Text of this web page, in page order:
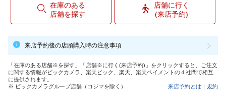
在庫のある
店舗を探す
店舗に行く
(来店予約)
来店予約後の店頭購入時の注意事項
「在庫のある店舗※を探す」「店舗※に行く(来店予約)」をクリックすると、ご注文
に関する情報がビックカメラ、楽天ビック、楽天、楽天ペイメントの４社間で相互
に提供されます。
※ ビックカメラグループ店舗（コジマを除く）
来店予約とは ｜ 規約